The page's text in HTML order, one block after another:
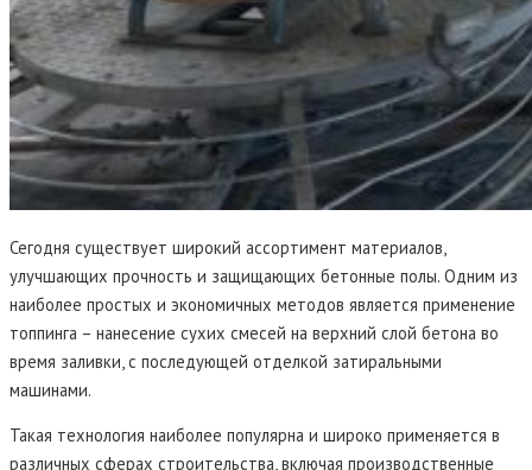
Сегодня существует широкий ассортимент материалов,
улучшающих прочность и защищающих бетонные полы. Одним из
наиболее простых и экономичных методов является применение
топпинга – нанесение сухих смесей на верхний слой бетона во
время заливки, с последующей отделкой затиральными
машинами.
Такая технология наиболее популярна и широко применяется в
различных сферах строительства, включая производственные